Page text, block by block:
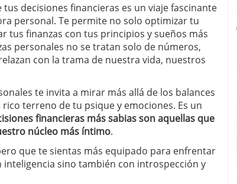
decisiones financieras es un viaje fascinante
personal. Te permite no solo optimizar tu
tus finanzas con tus principios y sueños más
personales no se tratan solo de números,
con la trama de nuestra vida, nuestros
te invita a mirar más allá de los balances
terreno de tu psique y emociones. Es un
financieras más sabias son aquellas que
núcleo más íntimo.
que te sientas más equipado para enfrentar
sino también con introspección y